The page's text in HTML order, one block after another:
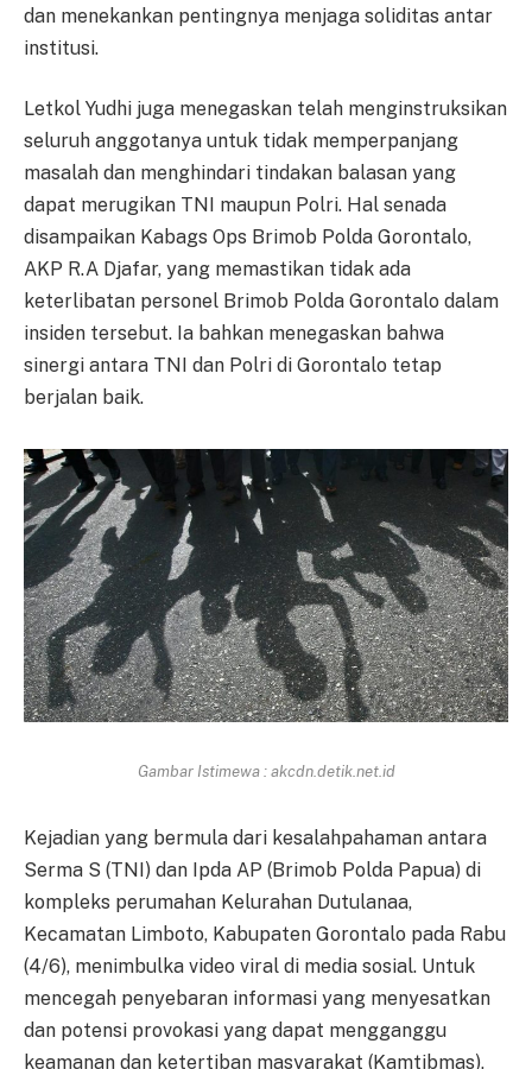
dan menekankan pentingnya menjaga soliditas antar
institusi.
Letkol Yudhi juga menegaskan telah menginstruksikan
seluruh anggotanya untuk tidak memperpanjang
masalah dan menghindari tindakan balasan yang
dapat merugikan TNI maupun Polri. Hal senada
disampaikan Kabags Ops Brimob Polda Gorontalo,
AKP R.A Djafar, yang memastikan tidak ada
keterlibatan personel Brimob Polda Gorontalo dalam
insiden tersebut. Ia bahkan menegaskan bahwa
sinergi antara TNI dan Polri di Gorontalo tetap
berjalan baik.
Gambar Istimewa : akcdn.detik.net.id
Kejadian yang bermula dari kesalahpahaman antara
Serma S (TNI) dan Ipda AP (Brimob Polda Papua) di
kompleks perumahan Kelurahan Dutulanaa,
Kecamatan Limboto, Kabupaten Gorontalo pada Rabu
(4/6), menimbulka video viral di media sosial. Untuk
mencegah penyebaran informasi yang menyesatkan
dan potensi provokasi yang dapat mengganggu
keamanan dan ketertiban masyarakat (Kamtibmas),